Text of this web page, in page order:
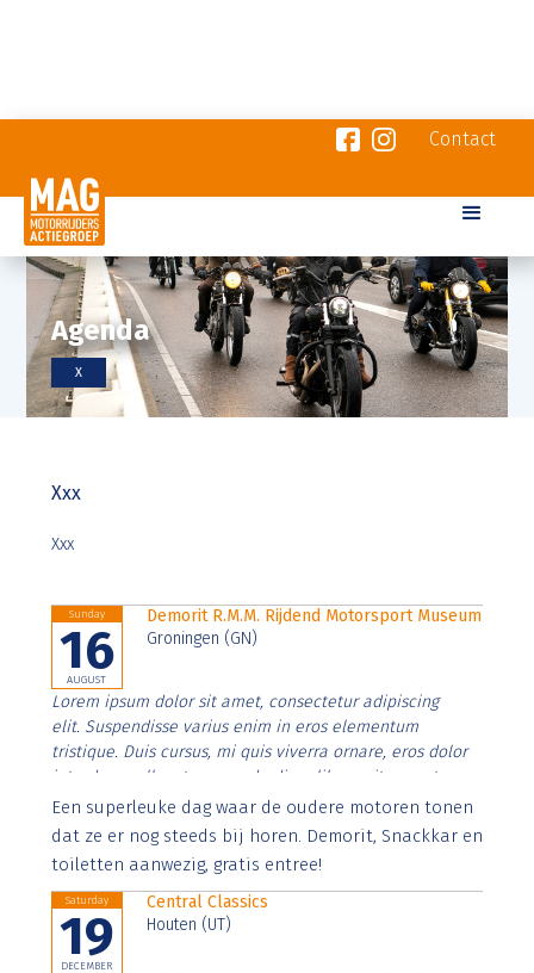
Contact
Agenda
X
Xxx
Xxx
Sunday
16
AUGUST
Demorit R.M.M. Rijdend Motorsport Museum
Groningen (GN)
Lorem ipsum dolor sit amet, consectetur adipiscing
elit. Suspendisse varius enim in eros elementum
tristique. Duis cursus, mi quis viverra ornare, eros dolor
interdum nulla, ut commodo diam libero vitae erat.
Aenean faucibus nibh et justo cursus id rutrum lorem
imperdiet. Nunc ut sem vitae risus tristique posuere.
Een superleuke dag waar de oudere motoren tonen
dat ze er nog steeds bij horen. Demorit, Snackkar en
toiletten aanwezig, gratis entree!
Saturday
19
DECEMBER
Central Classics
Houten (UT)